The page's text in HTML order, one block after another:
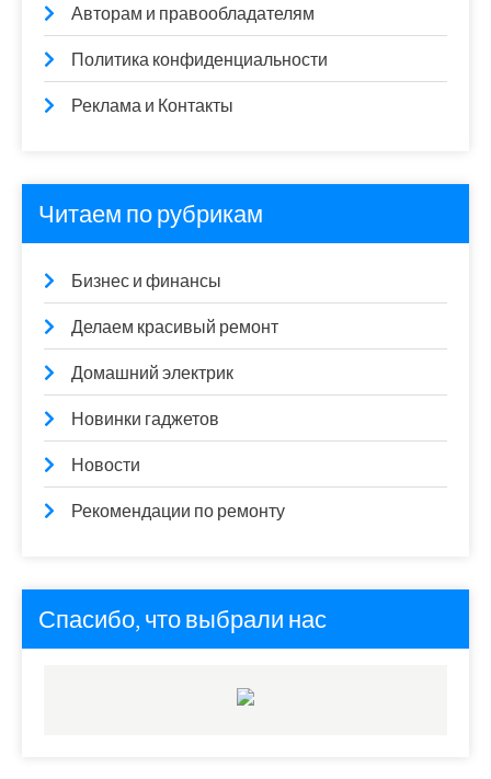
Авторам и правообладателям
Политика конфиденциальности
Реклама и Контакты
Читаем по рубрикам
Бизнес и финансы
Делаем красивый ремонт
Домашний электрик
Новинки гаджетов
Новости
Рекомендации по ремонту
Спасибо, что выбрали нас